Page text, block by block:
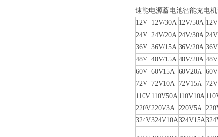
速能电源蓄电池智能充电
12V 12V/30A 12V/50A
24V 24V/20A 24V/30A
36V 36V/15A 36V/20A
48V 48V/15A 48V/20A
60V 60V15A 60V20A
72V 72V10A 72V15A
110V 110V50A 110V10A
220V220V3A 220V5A
324V324V10A324V15A